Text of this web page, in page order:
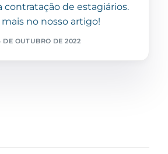
contratação de estagiários.
mais no nosso artigo!
DE OUTUBRO DE 2022